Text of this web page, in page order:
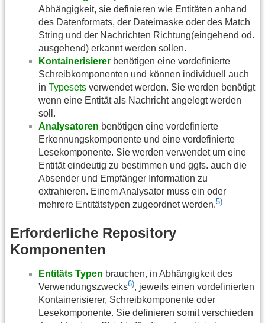
Abhängigkeit, sie definieren wie Entitäten anhand
des Datenformats, der Dateimaske oder des Match
String und der Nachrichten Richtung(eingehend od.
ausgehend) erkannt werden sollen.
Kontainerisierer benötigen eine vordefinierte
Schreibkomponenten und können individuell auch
in Typesets verwendet werden. Sie werden benötigt
wenn eine Entität als Nachricht angelegt werden
soll.
Analysatoren benötigen eine vordefinierte
Erkennungskomponente und eine vordefinierte
Lesekomponente. Sie werden verwendet um eine
Entität eindeutig zu bestimmen und ggfs. auch die
Absender und Empfänger Information zu
extrahieren. Einem Analysator muss ein oder
mehrere Entitätstypen zugeordnet werden.5)
Erforderliche Repository
Komponenten
Entitäts Typen brauchen, in Abhängigkeit des
Verwendungszwecks6), jeweils einen vordefinierten
Kontainerisierer, Schreibkomponente oder
Lesekomponente. Sie definieren somit verschieden